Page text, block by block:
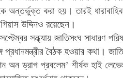
অন্তর্ভুক্ত করা হয়। তারই
উদ্দিনও রয়েছেন।
সন্ধ্যায় জাতিসংঘ সাধারণ
বৈঠক হওয়ার কথা।
ড্রাগ প্রবলেম’ শীর্ষক হাই লেভেল